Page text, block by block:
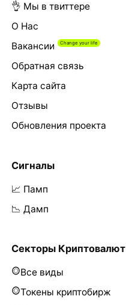
👌 Мы в твиттере
О Нас
Вакансии
Обратная связь
Карта сайта
Отзывы
Обновления проекта
Сигналы
📈 Памп
📉 Дамп
Секторы Криптовалют
Все виды
Токены криптобирж